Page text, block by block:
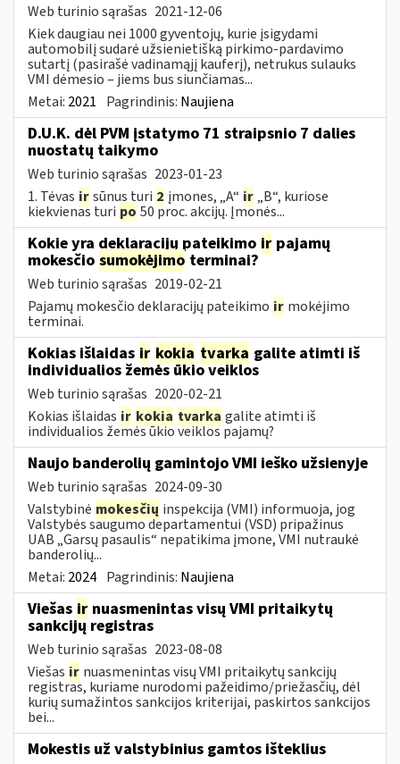
Web turinio sąrašas 2021-12-06
Kiek daugiau nei 1000 gyventojų, kurie įsigydami
automobilį sudarė užsienietišką pirkimo-pardavimo
sutartį (pasirašė vadinamąjį kauferį), netrukus sulauks
VMI dėmesio – jiems bus siunčiamas...
Metai: 2021 Pagrindinis: Naujiena
D.U.K. dėl PVM įstatymo 71 straipsnio 7 dalies
nuostatų taikymo
Web turinio sąrašas 2023-01-23
1. Tėvas irsūnus turi 2 įmones, „A“ ir„B“, kuriose
kiekvienas turi po 50 proc. akcijų. Įmonės...
Kokie yra deklaracijų pateikimo ir pajamų
mokesčio sumokėjimo terminai?
Web turinio sąrašas 2019-02-21
Pajamų mokesčio deklaracijų pateikimo ir mokėjimo
terminai.
Kokias išlaidas ir kokia tvarka galite atimti iš
individualios žemės ūkio veiklos
Web turinio sąrašas 2020-02-21
Kokias išlaidas ir kokia tvarka galite atimti iš
individualios žemės ūkio veiklos pajamų?
Naujo banderolių gamintojo VMI ieško užsienyje
Web turinio sąrašas 2024-09-30
Valstybinė mokesčių inspekcija (VMI) informuoja, jog
Valstybės saugumo departamentui (VSD) pripažinus
UAB „Garsų pasaulis“ nepatikima įmone, VMI nutraukė
banderolių...
Metai: 2024 Pagrindinis: Naujiena
Viešas ir nuasmenintas visų VMI pritaikytų
sankcijų registras
Web turinio sąrašas 2023-08-08
Viešas ir nuasmenintas visų VMI pritaikytų sankcijų
registras, kuriame nurodomi pažeidimo/priežasčių, dėl
kurių sumažintos sankcijos kriterijai, paskirtos sankcijos
bei...
Mokestis už valstybinius gamtos išteklius